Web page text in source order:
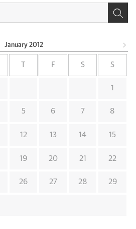
January 2012
F S S
1
5 6 7 8
12 13 14 15
19 20 21 22
26 27 28 29